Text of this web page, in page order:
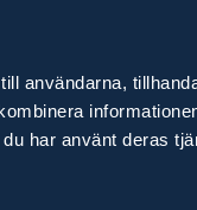
användarna,
har använt deras